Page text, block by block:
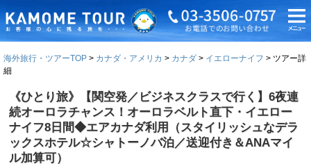
海外旅行・ツアーTOP カナダ・アメリカ カナダ イエローナイフ
ツアー詳
細
《ひとり旅》【関空発／ビジネスクラスで行く】6夜連
続オーロラチャンス！オーロラベルト直下・イエロー
ナイフ8日間◆エアカナダ利用（スタイリッシュなデラ
ックスホテル☆シャトーノバ泊／送迎付き＆ANAマイ
ル加算可）